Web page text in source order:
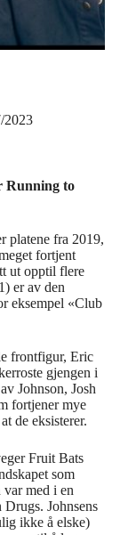
2023
Running to
platene fra 2019,
fortjent
ut opptil flere
er av den
eksempel «Club
frontfigur, Eric
gjengen i
Johnson, Josh
fortjener mye
de eksisterer.
Fruit Bats
som
med i en
Johnsens
ikke å elske)